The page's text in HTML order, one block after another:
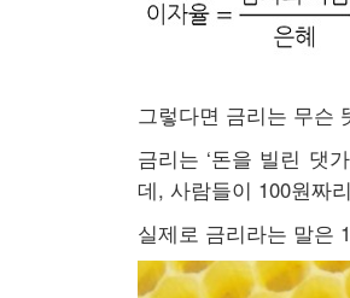
그렇다면 금리는 무슨
금리는 ‘돈을 빌린 댓
데, 사람들이 100원짜
실제로 금리라는 말은